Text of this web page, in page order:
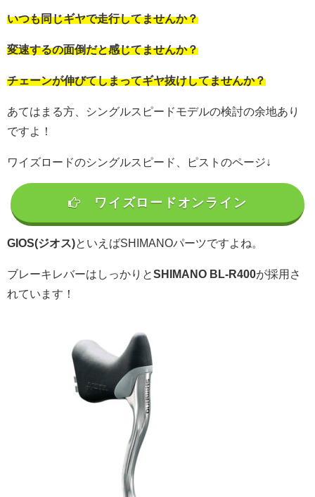
いつも同じギヤで走行してませんか？
変速するの面倒だと感じてませんか？
チェーンが伸びてしまってギヤ抜けしてませんか？
あてはまる方、シングルスピードモデルの検討の余地あり
ですよ！
ワイズロードのシングルスピード、ピストのページ↓
ワイズロードオンライン
GIOS(ジオス)といえばSHIMANOパーツですよね。
ブレーキレバーはしっかりとSHIMANO BL-R400が採用さ
れています！